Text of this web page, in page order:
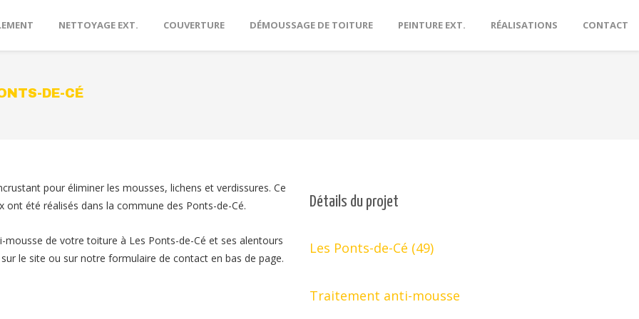
NETTOYAGE EXT. COUVERTURE DÉMOUSSAGE DE TOITURE PEINTURE EXT. RÉALISATIONS CONTACT
DE-CÉ
pour éliminer les mousses, lichens et verdissures. Ce
été réalisés dans la commune des Ponts-de-Cé.
de votre toiture à Les Ponts-de-Cé et ses alentours
le site ou sur notre formulaire de contact en bas de page.
Détails du projet
Les Ponts-de-Cé (49)
Traitement anti-mousse